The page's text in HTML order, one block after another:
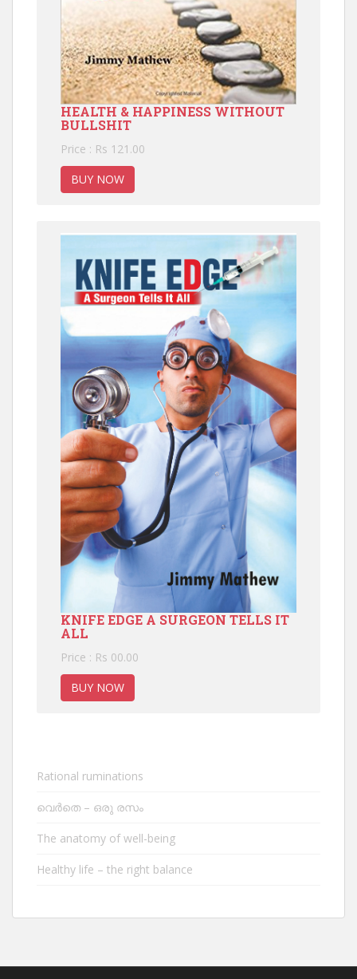
HEALTH & HAPPINESS WITHOUT
BULLSHIT
Price : Rs 121.00
BUY NOW
KNIFE EDGE A SURGEON TELLS IT
ALL
Price : Rs 00.00
BUY NOW
Rational ruminations
വെർതെ – ഒരു രസം
The anatomy of well-being
Healthy life – the right balance